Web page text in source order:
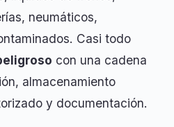
neumáticos,
Casi todo
con una cadena
almacenamiento
y documentación.